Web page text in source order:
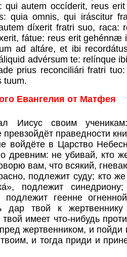
qui autem occíderit, reus
quia omnis, qui iráscitur
díxerit fratri suo, raca:
fátue: reus erit gehénnæ
ad altáre, et ibi
advérsum te: relínque
prius reconciliári fratri
tuum.
Евангелия от Матфея
Иисус своим
праведности
войдёте в Царство
древним: не убивай, кто
вам, что всякий,
подлежит суду; кто же
подлежит
подлежит геенне
дар твой к
имеет что-нибудь
жертвенником, и пойди
и тогда приди и